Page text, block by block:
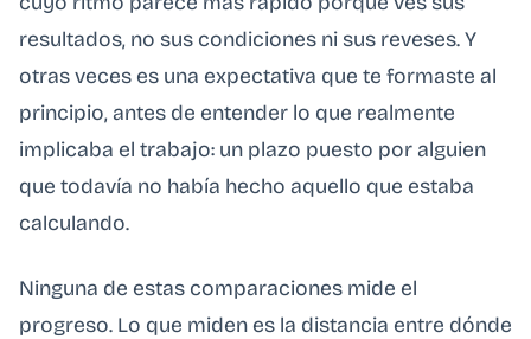
resultados, no sus condiciones ni sus reveses. Y
otras veces es una expectativa que te formaste al
principio, antes de entender lo que realmente
implicaba el trabajo: un plazo puesto por alguien
que todavía no había hecho aquello que estaba
calculando.
Ninguna de estas comparaciones mide el
progreso. Lo que miden es la distancia entre dónde